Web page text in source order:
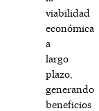
viabilidad
económica
a
largo
plazo,
generando
beneficios